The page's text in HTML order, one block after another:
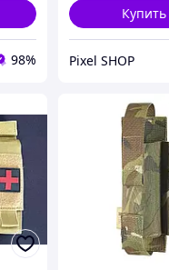
98%
Купить
Pixel SHOP